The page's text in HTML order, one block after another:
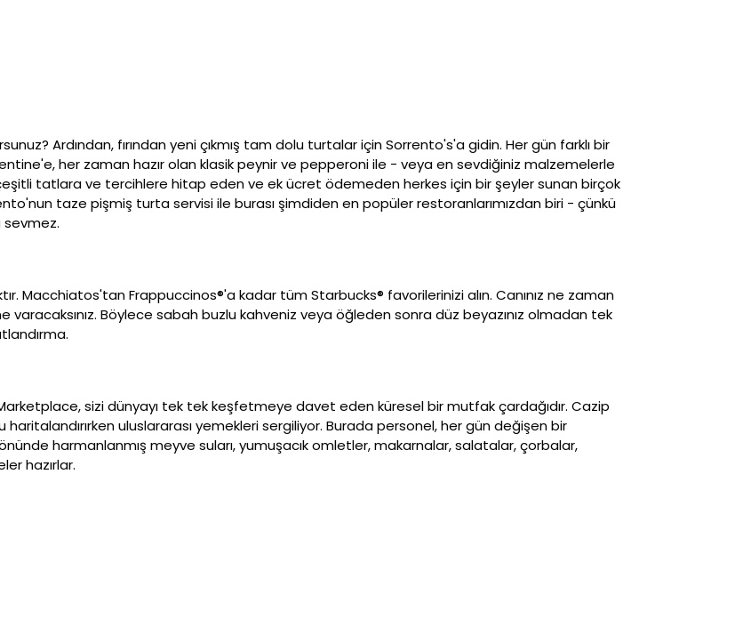
Ardından, fırından yeni çıkmış tam dolu turtalar için Sorrento's'a gidin. Her gün farklı bir
her zaman hazır olan klasik peynir ve pepperoni ile - veya en sevdiğiniz malzemelerle
tatlara ve tercihlere hitap eden ve ek ücret ödemeden herkes için bir şeyler sunan birçok
taze pişmiş turta servisi ile burası şimdiden en popüler restoranlarımızdan biri - çünkü
sevmez.
Macchiatos'tan Frappuccinos®'a kadar tüm Starbucks® favorilerinizi alın. Canınız ne zaman
Böylece sabah buzlu kahveniz veya öğleden sonra düz beyazınız olmadan tek
sizi dünyayı tek tek keşfetmeye davet eden küresel bir mutfak çardağıdır. Cazip
uluslararası yemekleri sergiliyor. Burada personel, her gün değişen bir
harmanlanmış meyve suları, yumuşacık omletler, makarnalar, salatalar, çorbalar,
hazırlar.